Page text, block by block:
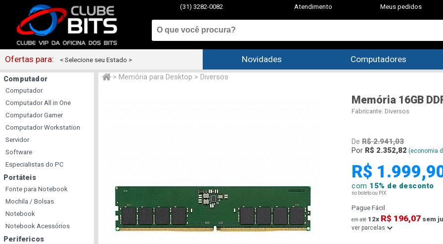
(31) 3282-0082 Atendimento Meus pedidos
Ofertas para: < Selecione seu Estado > Novidades Computadores
Computador
Computador
Computador All in One
Computador Gamer
Computador Workstation
Servidor
Software
Especialistas do PC
Portáteis
Fonte para Notebook
Mochila / Bolsas
Notebook
Notebook Acessórios
Perifericos
> Memória para Desktop > Diversos
Memória 16GB
Fabricante: Diversos
De R$ 2.941,03
Por R$ 2.352,82 (economia
R$
com 15% de desconto
no boleto ou PIX
Pague Fácil
em até 12x R$ 196,07 sem
ver parcelas